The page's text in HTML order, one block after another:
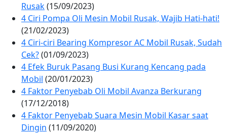
Rusak(15/09/2023)
4 Ciri Pompa Oli Mesin Mobil Rusak, Wajib Hati-hati!
(21/02/2023)
4 Ciri-ciri Bearing Kompresor AC Mobil Rusak, Sudah
Cek?(01/09/2023)
4 Efek Buruk Pasang Busi Kurang Kencang pada
Mobil (20/01/2023)
4 Faktor Penyebab Oli Mobil Avanza Berkurang
(17/12/2018)
4 Faktor Penyebab Suara Mesin Mobil Kasar saat
Dingin (11/09/2020)